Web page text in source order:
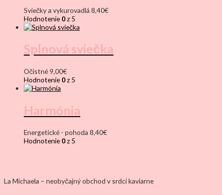
Sviečky a vykurovadlá 8,40€
Hodnotenie 0z 5
Splnová sviečka
Očistné9,00€
Hodnotenie 0z 5
Harmónia
Energetické - pohoda 8,40€
Hodnotenie 0z 5
La Michaela – neobyčajný obchod v srdci kaviarne